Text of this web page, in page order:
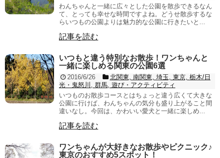
わんちゃんと一緒に広々とした公園を散歩できるなん
て、とっても幸せな時間ですよね。どうせ散歩するな
らいつもの公園よりは魅力的な公園に行きたいと...
記事を読む
いつもと違う特別なお散歩！ワンちゃんと
一緒に楽しめる関東の公園6選
2016/6/26
北関東, 南関東, 埼玉, 東京, 栃木/日
光・鬼怒川, 群馬, 遊び・アクティビティ
いつものお散歩コースとはちょっと違う広くて大きな
公園に行けば、わんちゃんの気分も盛り上がること間
違いなし。今回は、かわいい愛犬と一緒に楽しめ...
記事を読む
ワンちゃんが大好きなお散歩やピクニック♪
東京のおすすめ5スポット！